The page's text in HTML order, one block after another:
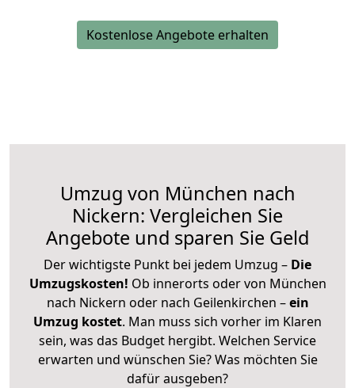
Kostenlose Angebote erhalten
Umzug von München nach
Nickern: Vergleichen Sie
Angebote und sparen Sie Geld
Der wichtigste Punkt bei jedem Umzug – Die
Umzugskosten! Ob innerorts oder von München
nach Nickern oder nach Geilenkirchen –ein
Umzug kostet. Man muss sich vorher im Klaren
sein, was das Budget hergibt. Welchen Service
erwarten und wünschen Sie? Was möchten Sie
dafür ausgeben?